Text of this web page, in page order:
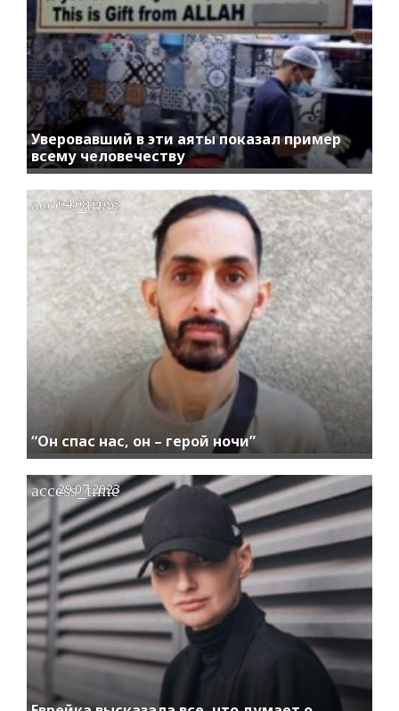
Уверовавший в эти аяты показал пример
всему человечеству
“Он спас нас, он – герой ночи”
access_time
04.08.2023
access_time
29.07.2023